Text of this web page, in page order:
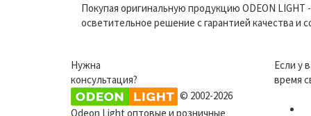
Покупая оригинальную продукцию ODEON
осветительное решение с гарантией качества и
Нужна
консультация?
Если у
время
© 2002-2026
Odeon Light оптовые и розничные